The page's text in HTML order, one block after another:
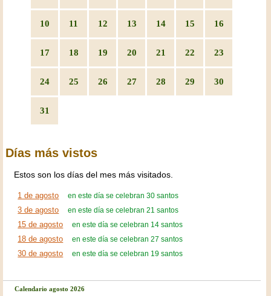
10 11 12 13 14 15 16
17 18 19 20 21 22 23
24 25 26 27 28 29 30
31
Días más vistos
Estos son los días del mes más visitados.
1 de agosto en este día se celebran 30 santos
3 de agosto en este día se celebran 21 santos
15 de agosto en este día se celebran 14 santos
18 de agosto en este día se celebran 27 santos
30 de agosto en este día se celebran 19 santos
Calendario agosto 2026